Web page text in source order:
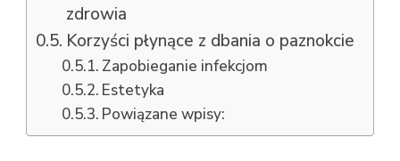
zdrowia
Korzyści płynące z dbania o paznokcie
Zapobieganie infekcjom
Estetyka
Powiązane wpisy: